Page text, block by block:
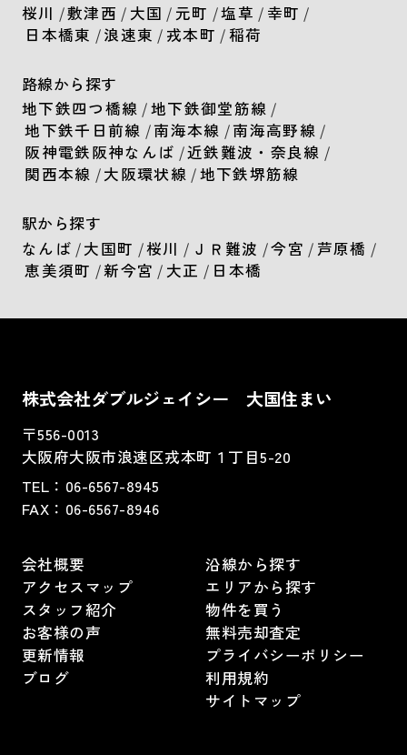
桜川 /敷津西 / 大国 / 元町 /塩草 / 幸町 /
日本橋東 /浪速東 / 戎本町 /稲荷
路線から探す
地下鉄四つ橋線 /地下鉄御堂筋線 /
地下鉄千日前線 /南海本線 /南海高野線 /
阪神電鉄阪神なんば /近鉄難波・奈良線 /
関西本線 /大阪環状線 /地下鉄堺筋線
駅から探す
なんば /大国町 /桜川 / ＪＲ難波 /今宮 / 芦原橋 /
恵美須町 /新今宮 / 大正 / 日本橋
株式会社ダブルジェイシー 大国住まい
〒556-0013
大阪府大阪市浪速区戎本町１丁目5-20
TEL： 06-6567-8945
FAX：06-6567-8946
会社概要
アクセスマップ
スタッフ紹介
お客様の声
更新情報
ブログ
沿線から探す
エリアから探す
物件を買う
無料売却査定
プライバシーポリシー
利用規約
サイトマップ